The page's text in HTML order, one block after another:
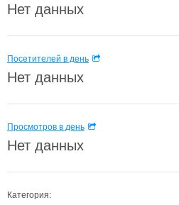
Нет данных
Посетителей в день
Нет данных
Просмотров в день
Нет данных
Категория: